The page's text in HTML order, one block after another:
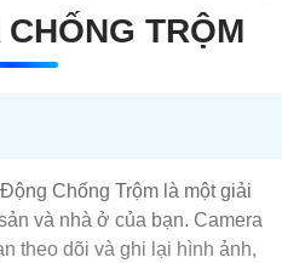
TRỘM
Động Chống Trộm là một
tài sản và nhà ở của bạn.
giúp bạn theo dõi và ghi